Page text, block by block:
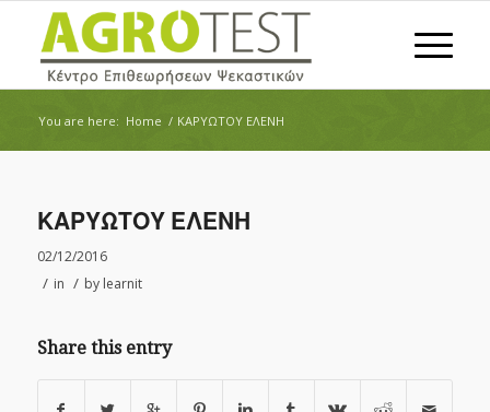
You are here: Home / ΚΑΡΥΩΤΟΥ ΕΛΕΝΗ
ΚΑΡΥΩΤΟΥ ΕΛΕΝΗ
02/12/2016
/ in / by learnit
Share this entry